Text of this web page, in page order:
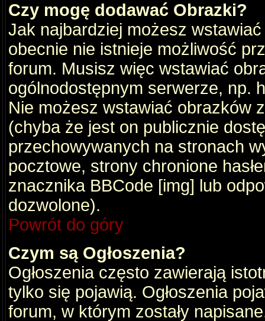
Czy mogę dodawać Obrazki?
Jak najbardziej możesz
obecnie nie istnieje możliwość
forum. Musisz więc wstawiać
ogólnodostępnym serwerze, np.
Nie możesz wstawiać obrazków
(chyba że jest on publicznie
przechowywanych na stronach
pocztowe, strony chronione
znacznika BBCode [img] lub
dozwolone).
Powrót do góry
Czym są Ogłoszenia?
Ogłoszenia często zawierają
tylko się pojawią. Ogłoszenia
forum, w którym zostały